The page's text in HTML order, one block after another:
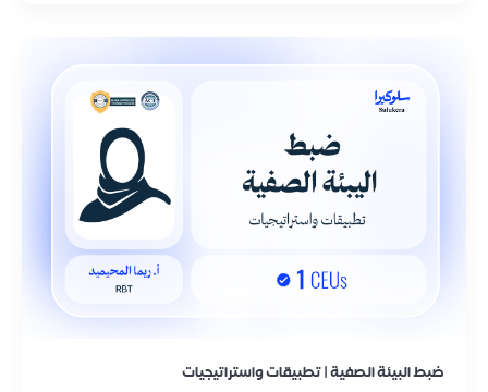
ضبط البيئة الصفية | تطبيقات واستراتيجيات